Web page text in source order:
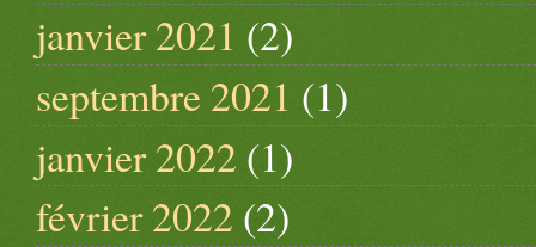
janvier 2021 (2)
septembre 2021 (1)
janvier 2022 (1)
février 2022 (2)